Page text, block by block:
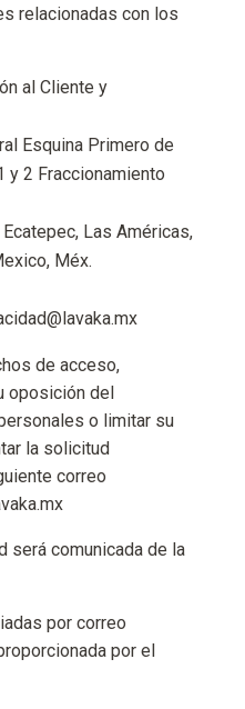
relacionadas con los
al Cliente y
Esquina Primero de
y 2 Fraccionamiento
Las Américas,
Méx.
de acceso,
oposición del
o limitar su
la solicitud
correo
será comunicada de la
por correo
por el